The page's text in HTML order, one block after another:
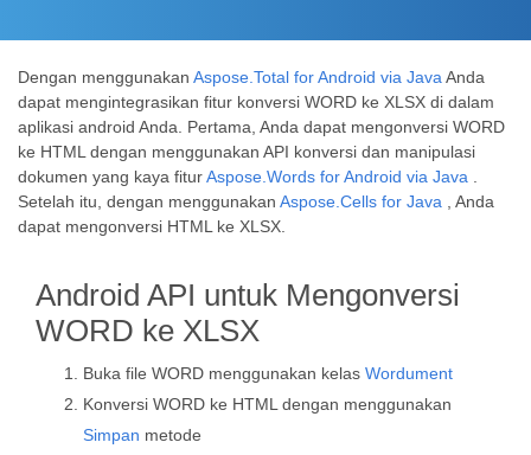
Dengan menggunakan Aspose.Total for Android via Java Anda
dapat mengintegrasikan fitur konversi WORD ke XLSX di dalam
aplikasi android Anda. Pertama, Anda dapat mengonversi WORD
ke HTML dengan menggunakan API konversi dan manipulasi
dokumen yang kaya fiturAspose.Words for Android via Java
Setelah itu, dengan menggunakan Aspose.Cells for Java , Anda
dapat mengonversi HTML ke XLSX.
Android API untuk Mengonversi
WORD ke XLSX
Buka file WORD menggunakan kelas Wordument
Konversi WORD ke HTML dengan menggunakan
Simpan metode